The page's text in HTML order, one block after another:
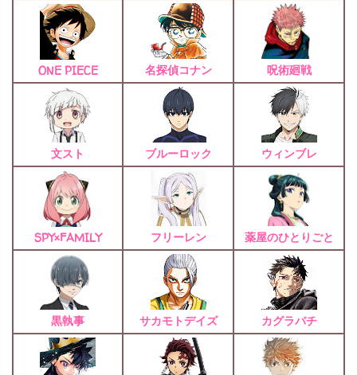
ONE PIECE 名探偵コナン 呪術廻戦
文スト ブルーロック ウィンブレ
SPY×FAMILY フリーレン 薬屋のひとりごと
黒執事 サカモトデイズ カグラバチ